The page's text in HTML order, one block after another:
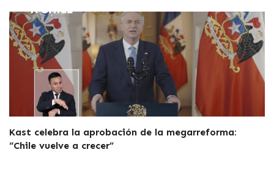
Kast celebra la aprobación de la megarreforma:
“Chile vuelve a crecer”